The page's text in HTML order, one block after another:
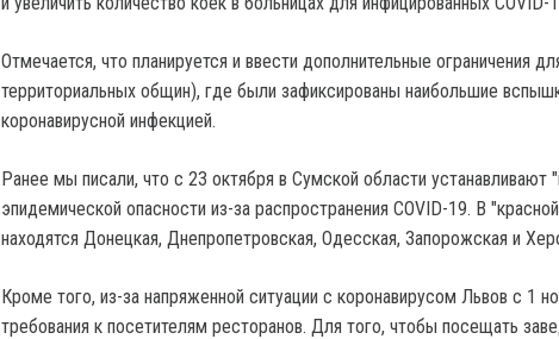
Отмечается, что планируется и ввести дополнительные ограничения
территориальных общин), где были зафиксированы наибольшие
коронавирусной инфекцией.
Ранее мы писали, что с 23 октября в Сумской области устанавливают
эпидемической опасности из-за распространения COVID-19. В
находятся Донецкая, Днепропетровская, Одесская, Запорожская и
Кроме того, из-за напряженной ситуации с коронавирусом Львов с 1
требования к посетителям ресторанов. Для того, чтобы посещать